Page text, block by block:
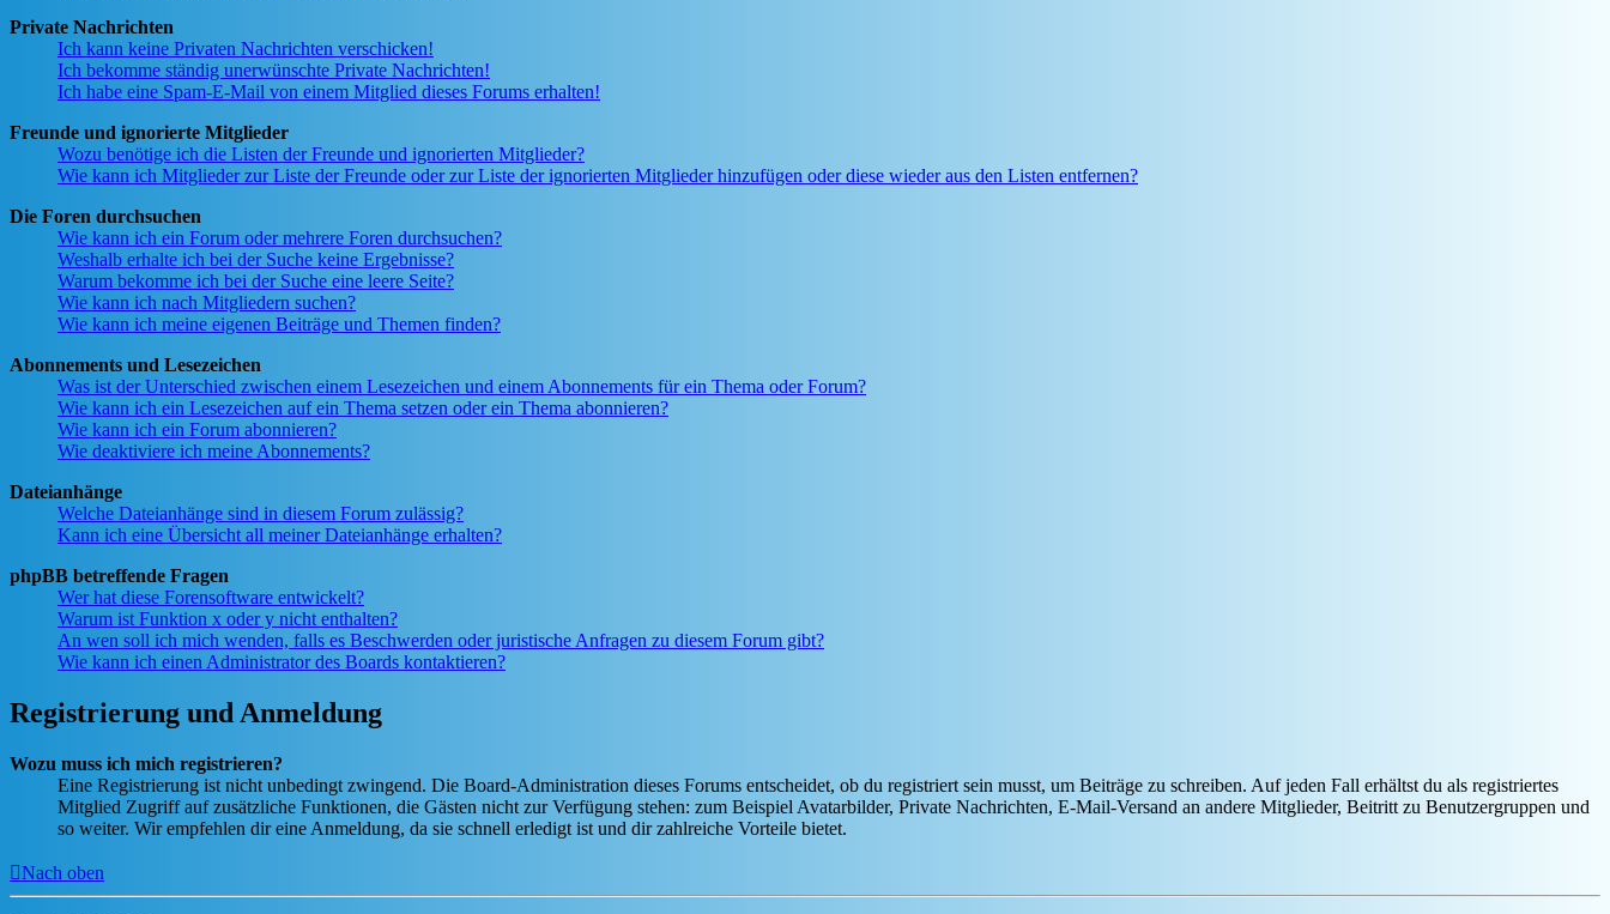
Private Nachrichten
Ich kann keine Privaten Nachrichten verschicken!
Ich bekomme ständig unerwünschte Private Nachrichten!
Ich habe eine Spam-E-Mail von einem Mitglied dieses Forums erhalten!
Freunde und ignorierte Mitglieder
Wozu benötige ich die Listen der Freunde und ignorierten Mitglieder?
Wie kann ich Mitglieder zur Liste der Freunde oder zur Liste der ignorierten Mitglieder hinzufügen oder diese wieder aus den Listen entfernen?
Die Foren durchsuchen
Wie kann ich ein Forum oder mehrere Foren durchsuchen?
Weshalb erhalte ich bei der Suche keine Ergebnisse?
Warum bekomme ich bei der Suche eine leere Seite?
Wie kann ich nach Mitgliedern suchen?
Wie kann ich meine eigenen Beiträge und Themen finden?
Abonnements und Lesezeichen
Was ist der Unterschied zwischen einem Lesezeichen und einem Abonnements für ein Thema oder Forum?
Wie kann ich ein Lesezeichen auf ein Thema setzen oder ein Thema abonnieren?
Wie kann ich ein Forum abonnieren?
Wie deaktiviere ich meine Abonnements?
Dateianhänge
Welche Dateianhänge sind in diesem Forum zulässig?
Kann ich eine Übersicht all meiner Dateianhänge erhalten?
phpBB betreffende Fragen
Wer hat diese Forensoftware entwickelt?
Warum ist Funktion x oder y nicht enthalten?
An wen soll ich mich wenden, falls es Beschwerden oder juristische Anfragen zu diesem Forum gibt?
Wie kann ich einen Administrator des Boards kontaktieren?
Registrierung und Anmeldung
Wozu muss ich mich registrieren?
Eine Registrierung ist nicht unbedingt zwingend. Die Board-Administration dieses Forums entscheidet, ob du registriert sein musst, um Beiträge zu schreiben. Auf jeden Fall erhältst du als registriertes
Mitglied Zugriff auf zusätzliche Funktionen, die Gästen nicht zur Verfügung stehen: zum Beispiel Avatarbilder, Private Nachrichten, E-Mail-Versand an andere Mitglieder, Beitritt zu Benutzergruppen und
so weiter. Wir empfehlen dir eine Anmeldung, da sie schnell erledigt ist und dir zahlreiche Vorteile bietet.
Nach oben